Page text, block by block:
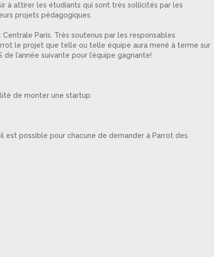
à attirer les étudiants qui sont très sollicités par les
projets pédagogiques.
Centrale Paris. Très soutenus par les responsables
le projet que telle ou telle équipe aura mené à terme sur
l’année suivante pour l’équipe gagnante!
de monter une startup.
est possible pour chacune de demander à Parrot des